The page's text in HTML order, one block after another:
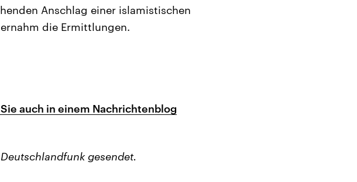
Anschlag einer islamistischen
die Ermittlungen.
auch in einem Nachrichtenblog
gesendet.